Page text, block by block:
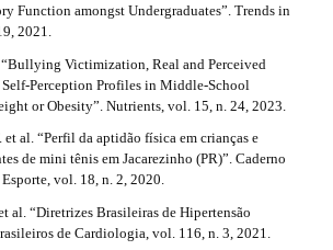
Function amongst Undergraduates”. Trends in
2021.
Victimization, Real and Perceived
Self-Perception Profiles in Middle-School
or Obesity”. Nutrients, vol. 15, n. 24, 2023.
al. “Perfil da aptidão física em crianças e
de mini tênis em Jacarezinho (PR)”. Caderno
vol. 18, n. 2, 2020.
al. “Diretrizes Brasileiras de Hipertensão
de Cardiologia, vol. 116, n. 3, 2021.